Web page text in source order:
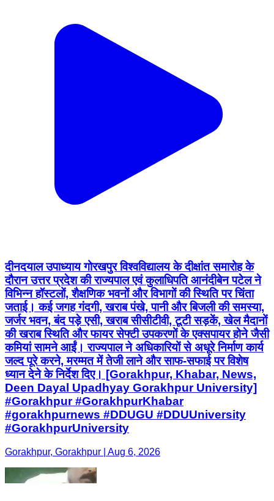
दीनदयाल उपाध्याय गोरखपुर विश्वविद्यालय के दीक्षांत समारोह के
दौरान उत्तर प्रदेश की राज्यपाल एवं कुलाधिपति आनंदीबेन पटेल ने
विभिन्न हॉस्टलों, शैक्षणिक भवनों और विभागों की स्थिति पर चिंता
जताई। कई जगह गंदगी, खराब पंखे, पानी और बिजली की समस्या,
जर्जर भवन, बंद पड़े एसी, खराब सीसीटीवी, टूटी सड़कें, खेल मैदानों
की खराब स्थिति और फायर सेफ्टी उपकरणों के एक्सपायर होने जैसी
कमियां सामने आईं। राज्यपाल ने अधिकारियों से अधूरे निर्माण कार्य
जल्द पूरे करने, मरम्मत में तेजी लाने और साफ-सफाई पर विशेष
ध्यान देने के निर्देश दिए। [Gorakhpur, Khabar, News,
Deen Dayal Upadhyay Gorakhpur University]
#Gorakhpur #GorakhpurKhabar
#gorakhpurnews #DDUGU #DDUUniversity
#GorakhpurUniversity
Gorakhpur, Gorakhpur | Aug 6, 2026